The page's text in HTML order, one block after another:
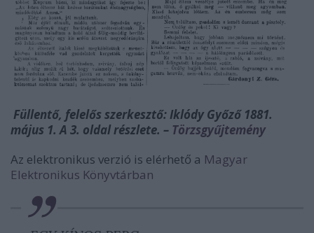
Füllentő, felelős szerkesztő: Iklódy Győző 1881.
május 1. A 3. oldal részlete. – Törzsgyűjtemény
Az elektronikus verzió is elérhető a Magyar
Elektronikus Könyvtárban